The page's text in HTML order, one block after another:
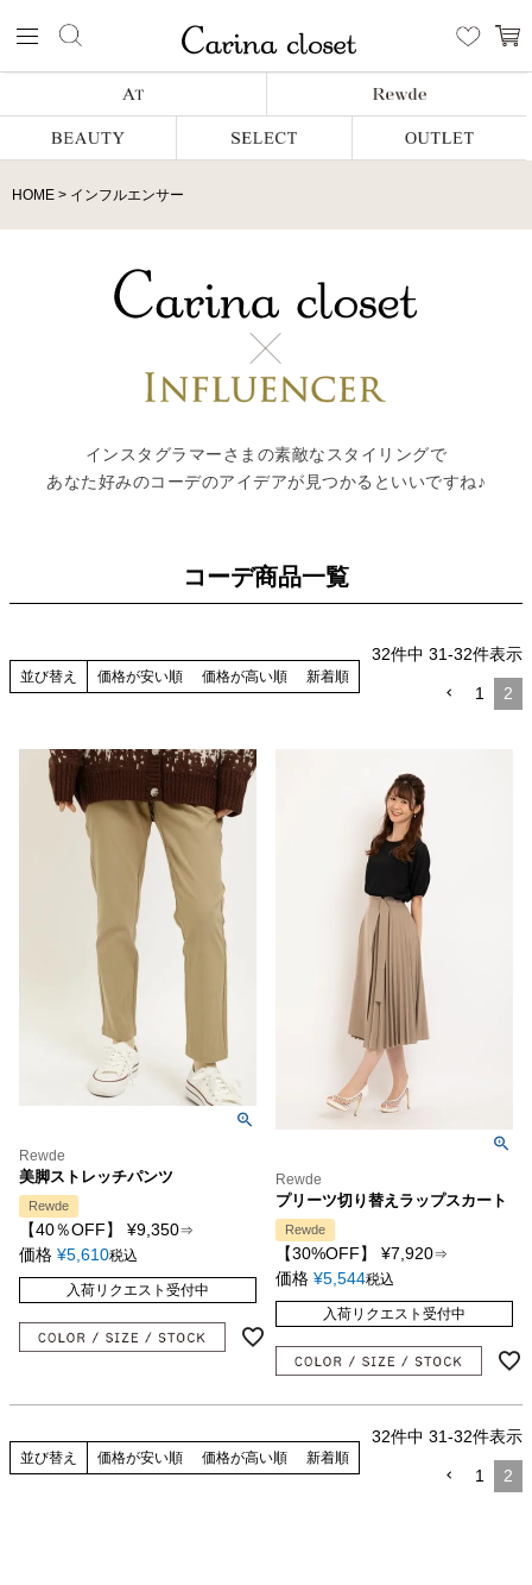
HOME インフルエンサー
インスタグラマーさまの素敵なスタイリングで
あなた好みのコーデのアイデアが見つかるといいですね♪
コーデ商品一覧
並び替え 価格が安い順 価格が高い順 新着順
32件中 31-32件表示
1 2
Rewde
美脚ストレッチパンツ
Rewde
【40％OFF】 ¥9,350⇒
価格 ¥5,610税込
入荷リクエスト受付中
Rewde
プリーツ切り替えラップスカート
Rewde
【30%OFF】 ¥7,920⇒
価格 ¥5,544税込
入荷リクエスト受付中
並び替え 価格が安い順 価格が高い順 新着順
32件中 31-32件表示
1 2